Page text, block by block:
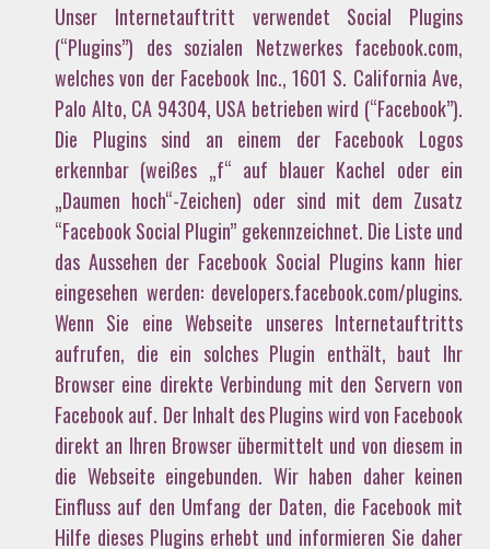
Unser Internetauftritt verwendet Social Plugins
(“Plugins”) des sozialen Netzwerkes facebook.com,
welches von der Facebook Inc., 1601 S. California Ave,
Palo Alto, CA 94304, USA betrieben wird (“Facebook”).
Die Plugins sind an einem der Facebook Logos
erkennbar (weißes „f“ auf blauer Kachel oder ein
„Daumen hoch“-Zeichen) oder sind mit dem Zusatz
“Facebook Social Plugin” gekennzeichnet. Die Liste und
das Aussehen der Facebook Social Plugins kann hier
eingesehen werden: developers.facebook.com/plugins.
Wenn Sie eine Webseite unseres Internetauftritts
aufrufen, die ein solches Plugin enthält, baut Ihr
Browser eine direkte Verbindung mit den Servern von
Facebook auf. Der Inhalt des Plugins wird von Facebook
direkt an Ihren Browser übermittelt und von diesem in
die Webseite eingebunden. Wir haben daher keinen
Einfluss auf den Umfang der Daten, die Facebook mit
Hilfe dieses Plugins erhebt und informieren Sie daher